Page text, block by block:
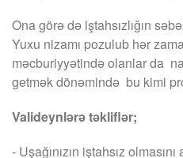
Ona görə də iştahsızlığın
Yuxu nizamı pozulub hər
məcburiyyətində olanlar da
getmək dönəmində bu kimi
Valideynlərə təkliflər;
- Uşağınızın iştahsız